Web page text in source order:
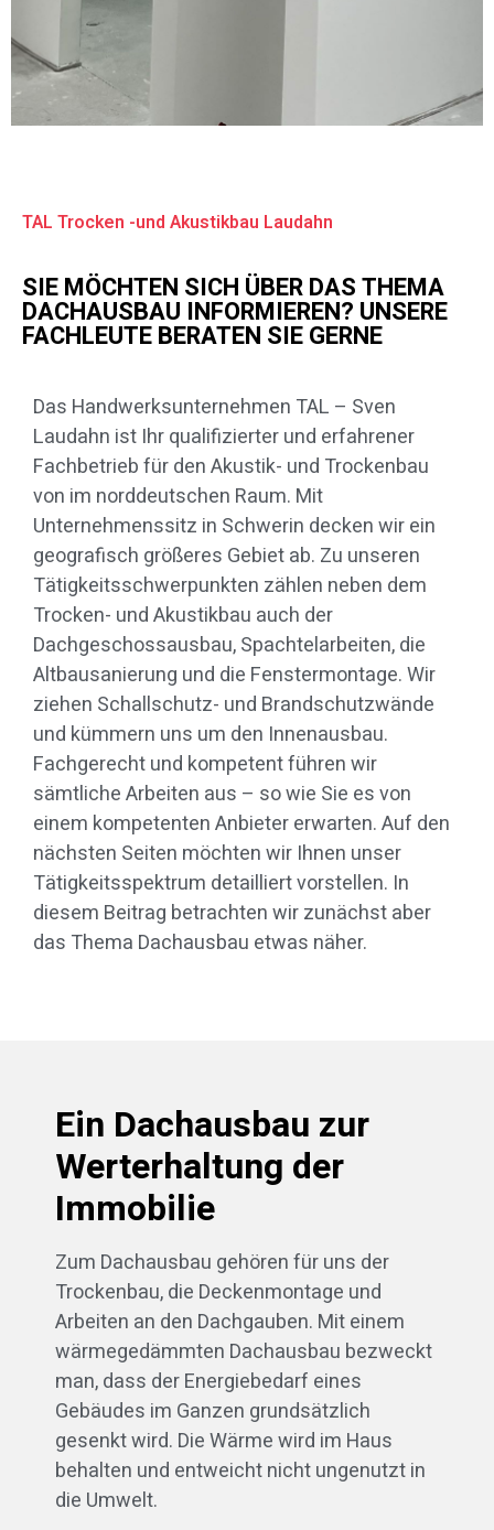
TAL Trocken -und Akustikbau Laudahn
SIE MÖCHTEN SICH ÜBER DAS THEMA
DACHAUSBAU INFORMIEREN? UNSERE
FACHLEUTE BERATEN SIE GERNE
Das Handwerksunternehmen TAL – Sven
Laudahn ist Ihr qualifizierter und erfahrener
Fachbetrieb für den Akustik- und Trockenbau
von im norddeutschen Raum. Mit
Unternehmenssitz in Schwerin decken wir ein
geografisch größeres Gebiet ab. Zu unseren
Tätigkeitsschwerpunkten zählen neben dem
Trocken- und Akustikbau auch der
Dachgeschossausbau, Spachtelarbeiten, die
Altbausanierung und die Fenstermontage. Wir
ziehen Schallschutz- und Brandschutzwände
und kümmern uns um den Innenausbau.
Fachgerecht und kompetent führen wir
sämtliche Arbeiten aus – so wie Sie es von
einem kompetenten Anbieter erwarten. Auf den
nächsten Seiten möchten wir Ihnen unser
Tätigkeitsspektrum detailliert vorstellen. In
diesem Beitrag betrachten wir zunächst aber
das Thema Dachausbau etwas näher.
Ein Dachausbau zur
Werterhaltung der
Immobilie
Zum Dachausbau gehören für uns der
Trockenbau, die Deckenmontage und
Arbeiten an den Dachgauben. Mit einem
wärmegedämmten Dachausbau bezweckt
man, dass der Energiebedarf eines
Gebäudes im Ganzen grundsätzlich
gesenkt wird. Die Wärme wird im Haus
behalten und entweicht nicht ungenutzt in
die Umwelt.